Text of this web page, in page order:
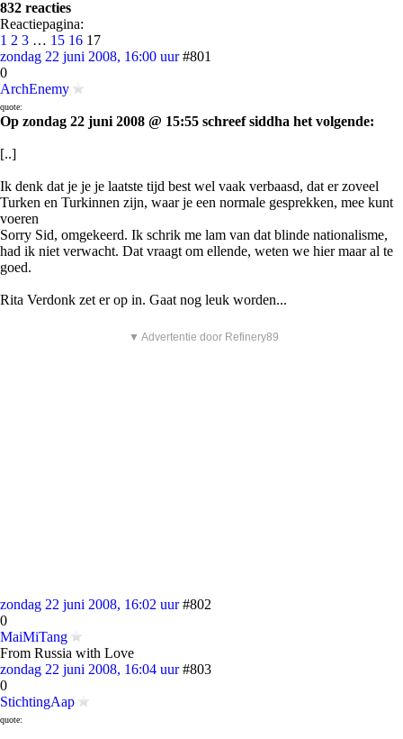
832 reacties
Reactiepagina:
1 2 3 … 15 16 17
zondag 22 juni 2008, 16:00 uur #801
0
ArchEnemy
quote:
Op zondag 22 juni 2008 @ 15:55 schreef siddha het volgende:
[..]
Ik denk dat je je je laatste tijd best wel vaak verbaasd, dat er zoveel
Turken en Turkinnen zijn, waar je een normale gesprekken, mee kunt
voeren
Sorry Sid, omgekeerd. Ik schrik me lam van dat blinde nationalisme,
had ik niet verwacht. Dat vraagt om ellende, weten we hier maar al te
goed.
Rita Verdonk zet er op in. Gaat nog leuk worden...
▼ Advertentie door Refinery89
zondag 22 juni 2008, 16:02 uur #802
0
MaiMiTang
From Russia with Love
zondag 22 juni 2008, 16:04 uur #803
0
StichtingAap
quote: